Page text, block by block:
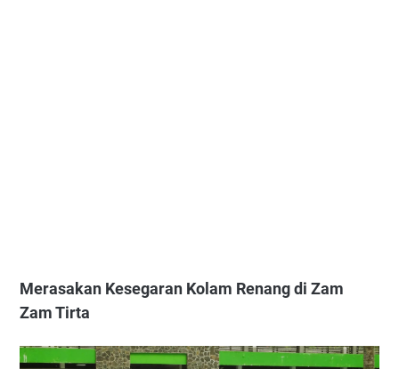
Merasakan Kesegaran Kolam Renang di Zam
Zam Tirta